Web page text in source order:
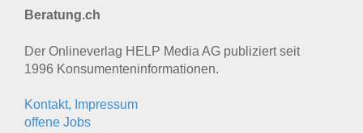
Beratung.ch
Der Onlineverlag HELP Media AG publiziert seit
1996 Konsumenten­informationen.
Kontakt, Impressum
offene Jobs